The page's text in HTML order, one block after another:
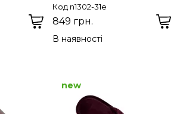
Код n1302-31e
849 грн.
В наявності
new